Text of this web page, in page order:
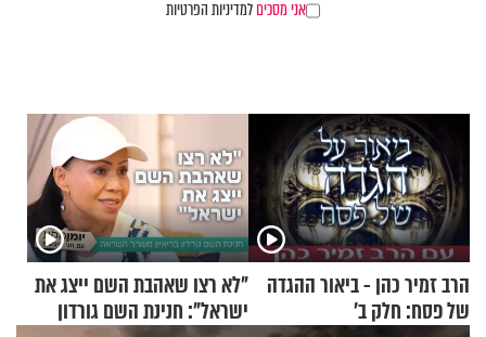
אני מסכיםלמדיניות הפרטיות
הרב זמיר כהן - ביאור ההגדה
של פסח: חלק ב’
"לא רצו שאהבת השם ייצג את
ישראל": חנינת השם גורדון